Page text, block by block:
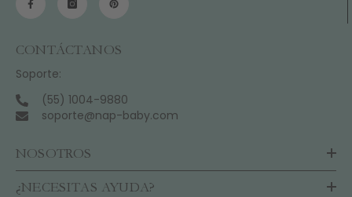
CONTÁCTANOS
Soporte:
(55) 1004-9880
soporte@nap-baby.com
NOSOTROS
¿NECESITAS AYUDA?